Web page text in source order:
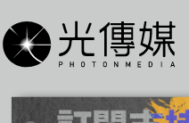
至
主
內